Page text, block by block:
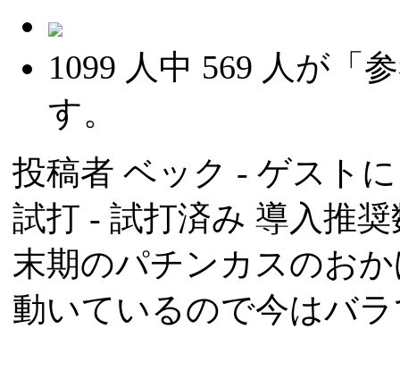
1099 人中 569 人が「
す。
投稿者 ベック - ゲスト
試打 - 試打済み 導入推
末期のパチンカスのお
動いているので今はバ